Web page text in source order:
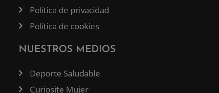
Política de privacidad
Política de cookies
NUESTROS MEDIOS
Deporte Saludable
Curiosite Mujer